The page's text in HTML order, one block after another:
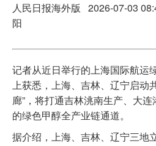
油气
电力
新能源
人民日报海外版 2026-07-03
阳
记者从近日举行的上海国际航运
上获悉，上海、吉林、辽宁启动
廊”，将打通吉林洮南生产、大
的绿色甲醇全产业链通道。
据介绍，上海、吉林、辽宁三地